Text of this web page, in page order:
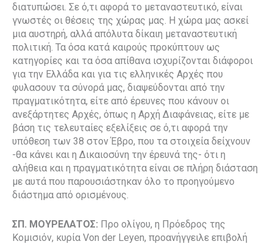
διατυπώσει. Σε ό,τι αφορά το μεταναστευτικό, είναι
γνωστές οι θέσεις της χώρας μας. Η χώρα μας ασκεί
μια αυστηρή, αλλά απόλυτα δίκαιη μεταναστευτική
πολιτική. Τα όσα κατά καιρούς προκύπτουν ως
κατηγορίες και τα όσα απίθανα ισχυρίζονται διάφοροι
για την Ελλάδα και για τις ελληνικές Αρχές που
φυλασουν τα σύνορά μας, διαψεύδονται από την
πραγματικότητα, είτε από έρευνες που κάνουν οι
ανεξάρτητες Αρχές, όπως η Αρχή Διαφάνειας, είτε με
βάση τις τελευταίες εξελίξεις σε ό,τι αφορά την
υπόθεση των 38 στον Έβρο, που τα στοιχεία δείχνουν
-θα κάνει και η Δικαιοσύνη την έρευνά της- ότι η
αλήθεια και η πραγματικότητα είναι σε πλήρη διάσταση
με αυτά που παρουσιάστηκαν όλο το προηγούμενο
διάστημα από ορισμένους.
ΣΠ. ΜΟΥΡΕΛΑΤΟΣ: Προ ολίγου, η Πρόεδρος της
Κομισιόν, κυρία Von der Leyen, προανήγγειλε επιβολή